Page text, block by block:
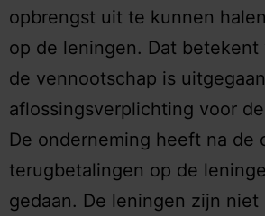
opbrengst uit te kunnen
op de leningen. Dat
de vennootschap is
aflossingsverplichting voor
De onderneming heeft na de
terugbetalingen op de
gedaan. De leningen zijn